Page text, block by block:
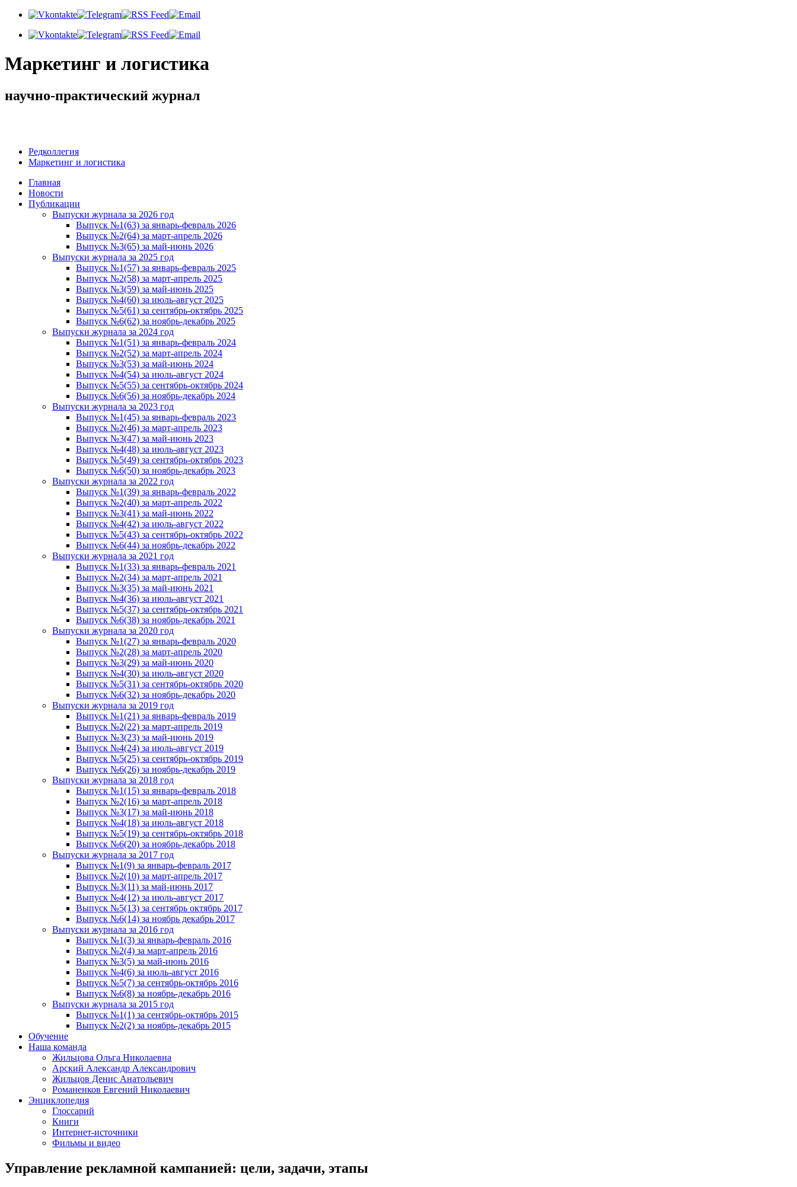
Маркетинг и логистика
научно-практический журнал
Редколлегия
Маркетинг и логистика
Главная
Новости
Публикации
Выпуски журнала за 2026 год
Выпуск №1(63) за январь-февраль 2026
Выпуск №2(64) за март-апрель 2026
Выпуск №3(65) за май-июнь 2026
Выпуски журнала за 2025 год
Выпуск №1(57) за январь-февраль 2025
Выпуск №2(58) за март-апрель 2025
Выпуск №3(59) за май-июнь 2025
Выпуск №4(60) за июль-август 2025
Выпуск №5(61) за сентябрь-октябрь 2025
Выпуск №6(62) за ноябрь-декабрь 2025
Выпуски журнала за 2024 год
Выпуск №1(51) за январь-февраль 2024
Выпуск №2(52) за март-апрель 2024
Выпуск №3(53) за май-июнь 2024
Выпуск №4(54) за июль-август 2024
Выпуск №5(55) за сентябрь-октябрь 2024
Выпуск №6(56) за ноябрь-декабрь 2024
Выпуски журнала за 2023 год
Выпуск №1(45) за январь-февраль 2023
Выпуск №2(46) за март-апрель 2023
Выпуск №3(47) за май-июнь 2023
Выпуск №4(48) за июль-август 2023
Выпуск №5(49) за сентябрь-октябрь 2023
Выпуск №6(50) за ноябрь-декабрь 2023
Выпуски журнала за 2022 год
Выпуск №1(39) за январь-февраль 2022
Выпуск №2(40) за март-апрель 2022
Выпуск №3(41) за май-июнь 2022
Выпуск №4(42) за июль-август 2022
Выпуск №5(43) за сентябрь-октябрь 2022
Выпуск №6(44) за ноябрь-декабрь 2022
Выпуски журнала за 2021 год
Выпуск №1(33) за январь-февраль 2021
Выпуск №2(34) за март-апрель 2021
Выпуск №3(35) за май-июнь 2021
Выпуск №4(36) за июль-август 2021
Выпуск №5(37) за сентябрь-октябрь 2021
Выпуск №6(38) за ноябрь-декабрь 2021
Выпуски журнала за 2020 год
Выпуск №1(27) за январь-февраль 2020
Выпуск №2(28) за март-апрель 2020
Выпуск №3(29) за май-июнь 2020
Выпуск №4(30) за июль-август 2020
Выпуск №5(31) за сентябрь-октябрь 2020
Выпуск №6(32) за ноябрь-декабрь 2020
Выпуски журнала за 2019 год
Выпуск №1(21) за январь-февраль 2019
Выпуск №2(22) за март-апрель 2019
Выпуск №3(23) за май-июнь 2019
Выпуск №4(24) за июль-август 2019
Выпуск №5(25) за сентябрь-октябрь 2019
Выпуск №6(26) за ноябрь-декабрь 2019
Выпуски журнала за 2018 год
Выпуск №1(15) за январь-февраль 2018
Выпуск №2(16) за март-апрель 2018
Выпуск №3(17) за май-июнь 2018
Выпуск №4(18) за июль-август 2018
Выпуск №5(19) за сентябрь-октябрь 2018
Выпуск №6(20) за ноябрь-декабрь 2018
Выпуски журнала за 2017 год
Выпуск №1(9) за январь-февраль 2017
Выпуск №2(10) за март-апрель 2017
Выпуск №3(11) за май-июнь 2017
Выпуск №4(12) за июль-август 2017
Выпуск №5(13) за сентябрь октябрь 2017
Выпуск №6(14) за ноябрь декабрь 2017
Выпуски журнала за 2016 год
Выпуск №1(3) за январь-февраль 2016
Выпуск №2(4) за март-апрель 2016
Выпуск №3(5) за май-июнь 2016
Выпуск №4(6) за июль-август 2016
Выпуск №5(7) за сентябрь-октябрь 2016
Выпуск №6(8) за ноябрь-декабрь 2016
Выпуски журнала за 2015 год
Выпуск №1(1) за сентябрь-октябрь 2015
Выпуск №2(2) за ноябрь-декабрь 2015
Обучение
Наша команда
Жильцова Ольга Николаевна
Арский Александр Александрович
Жильцов Денис Анатольевич
Романенков Евгений Николаевич
Энциклопедия
Глоссарий
Книги
Интернет-источники
Фильмы и видео
Управление рекламной кампанией: цели, задачи, этапы